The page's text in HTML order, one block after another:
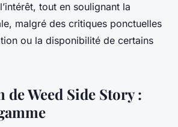
tout en soulignant la
malgré des critiques ponctuelles
ou la disponibilité de certains
de Weed Side Story :